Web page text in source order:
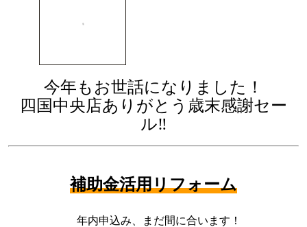
今年もお世話になりました！
四国中央店ありがとう歳末感謝セー
ル‼
補助金活用リフォーム
年内申込み、まだ間に合います！